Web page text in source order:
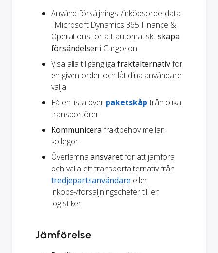
Använd försäljnings-/inköpsorderdata
i Microsoft Dynamics 365 Finance &
Operations för att automatisktskapa
försändelser i Cargoson
Visa alla tillgängliga fraktalternativför
en given order och låt dina användare
välja
Få en lista över paketskåp från olika
transportörer
Kommunicera fraktbehov mellan
kollegor
Överlämna ansvaretför att jämföra
och välja ett transportalternativ från
tredjepartsanvändare eller
inköps-/försäljningschefer till en
logistiker
Jämförelse